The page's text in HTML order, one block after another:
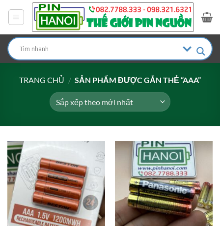
dung
TRANG CHỦ / SẢN PHẨM ĐƯỢC GẮN THẺ “AAA”